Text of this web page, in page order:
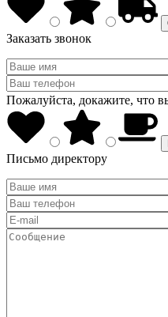
Заказать звонок
Пожалуйста, докажите, что
Письмо директору